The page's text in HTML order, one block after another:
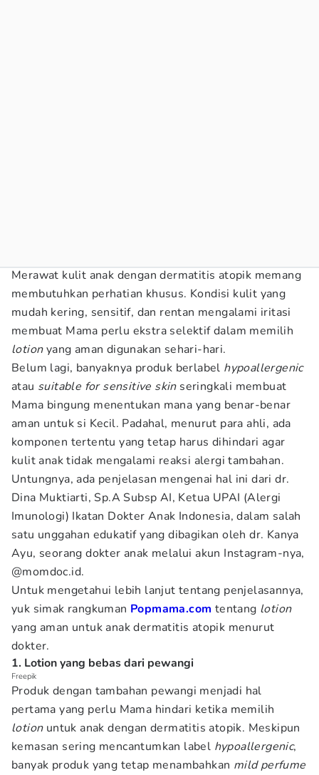
Merawat kulit anak dengan dermatitis atopik memang
membutuhkan perhatian khusus. Kondisi kulit yang
mudah kering, sensitif, dan rentan mengalami iritasi
membuat Mama perlu ekstra selektif dalam memilih
lotionyang aman digunakan sehari-hari.
Belum lagi, banyaknya produk berlabel hypoallergenic
atau suitable for sensitive skinseringkali membuat
Mama bingung menentukan mana yang benar-benar
aman untuk si Kecil. Padahal, menurut para ahli, ada
komponen tertentu yang tetap harus dihindari agar
kulit anak tidak mengalami reaksi alergi tambahan.
Untungnya, ada penjelasan mengenai hal ini dari dr.
Dina Muktiarti, Sp.A Subsp AI, Ketua UPAI (Alergi
Imunologi) Ikatan Dokter Anak Indonesia, dalam salah
satu unggahan edukatif yang dibagikan oleh dr. Kanya
Ayu, seorang dokter anak melalui akun Instagram-nya,
@momdoc.id.
Untuk mengetahui lebih lanjut tentang penjelasannya,
yuk simak rangkuman Popmama.com tentang lotion
yang aman untuk anak dermatitis atopik menurut
dokter.
1. Lotion yang bebas dari pewangi
Freepik
Produk dengan tambahan pewangi menjadi hal
pertama yang perlu Mama hindari ketika memilih
lotion untuk anak dengan dermatitis atopik. Meskipun
kemasan sering mencantumkan label hypoallergenic,
banyak produk yang tetap menambahkan mild perfume